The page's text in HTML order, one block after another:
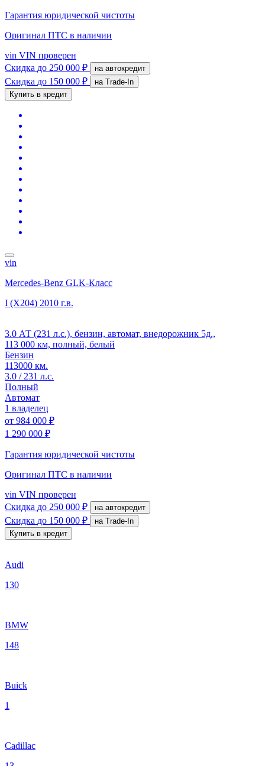
Гарантия юридической чистоты
Оригинал ПТС в наличии
vin VIN проверен
Скидка до 250 000 ₽ на автокредит
Скидка до 150 000 ₽
на Trade-In
Купить в кредит
vin
Mercedes-Benz GLK-Класс
I (X204) 2010 г.в.
3.0 АТ (231 л.с.), бензин, автомат, внедорожник 5д.,
113 000 км, полный, белый
Бензин
113000 км.
3.0 / 231 л.с.
Полный
Автомат
1 владелец
от 984 000 ₽
1 290 000 ₽
Гарантия юридической чистоты
Оригинал ПТС в наличии
vin VIN проверен
Скидка до 250 000 ₽ на автокредит
Скидка до 150 000 ₽
на Trade-In
Купить в кредит
Audi
130
BMW
148
Buick
1
Cadillac